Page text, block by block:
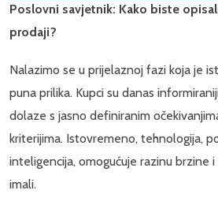
Poslovni savjetnik: Kako biste
prodaji?
Nalazimo se u prijelaznoj fazi koja je
puna prilika. Kupci su danas
dolaze s jasno definiranim
kriterijima. Istovremeno, tehnologija,
inteligencija, omogućuje razinu brzine
imali.